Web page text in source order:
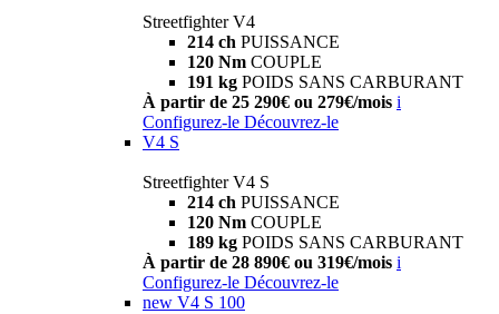
Streetfighter V4
214 ch PUISSANCE
120 Nm COUPLE
191 kg POIDS SANS CARBURANT
À partir de 25 290€ ou 279€/mois i
Configurez-le Découvrez-le
V4 S
Streetfighter V4 S
214 ch PUISSANCE
120 Nm COUPLE
189 kg POIDS SANS CARBURANT
À partir de 28 890€ ou 319€/mois i
Configurez-le Découvrez-le
new V4 S 100